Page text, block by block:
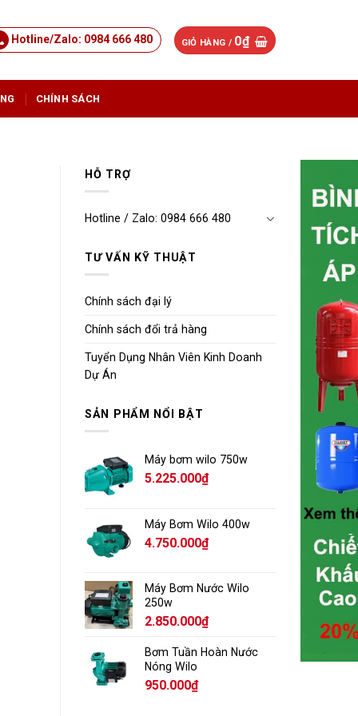
Hotline/Zalo: 0984 666 480 GIỎ HÀNG / 0₫
CHÍNH SÁCH
HỖ TRỢ
Hotline / Zalo: 0984 666 480
TƯ VẤN KỸ THUẬT
Chính sách đại lý
Chính sách đổi trả hàng
Tuyển Dụng Nhân Viên Kinh Doanh
Dự Án
SẢN PHẨM NỔI BẬT
Máy bơm wilo 750w
5.225.000₫
Máy Bơm Wilo 400w
4.750.000₫
Máy Bơm Nước Wilo
250w
2.850.000₫
Bơm Tuần Hoàn Nước
Nóng Wilo
950.000₫